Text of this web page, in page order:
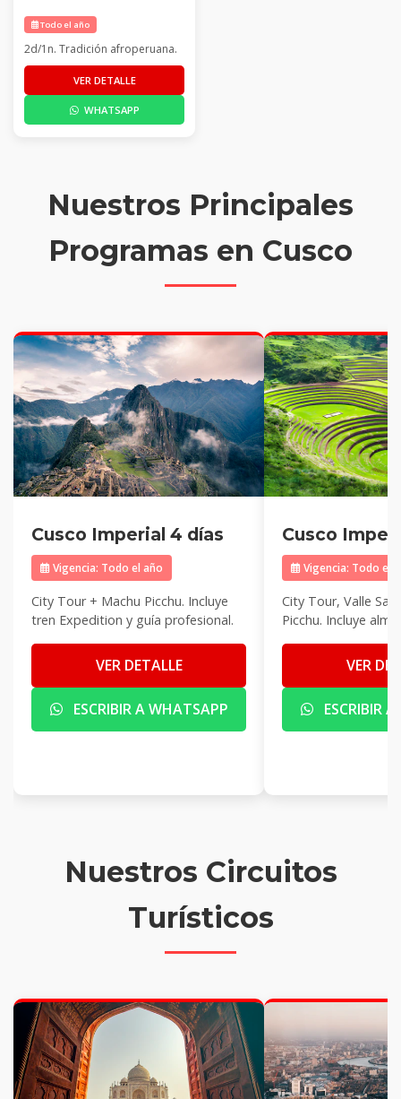
Todo el año
2d/1n. Tradición afroperuana.
VER DETALLE
WHATSAPP
Nuestros Principales
Programas en Cusco
Cusco Imperial 4 días
Vigencia: Todo el año
City Tour + Machu Picchu. Incluye
tren Expedition y guía profesional.
VER DETALLE
ESCRIBIR A WHATSAPP
Cusco
Vigencia: Todo el
City Tour, Valle
Picchu. Incluye
VER
ESCRIBIR
Nuestros Circuitos
Turísticos